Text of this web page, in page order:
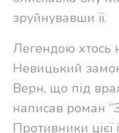
зруйнувавши її.
Легендою хтось
Невицький
Верн, що під
написав роман
Противники цієї